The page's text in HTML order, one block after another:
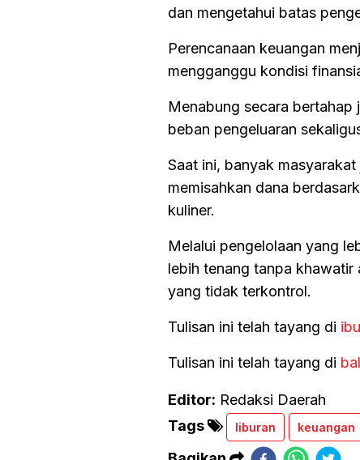
dan mengetahui batas
Perencanaan keuangan
mengganggu kondisi
Menabung secara bertahap
beban pengeluaran
Saat ini, banyak
memisahkan dana
kuliner.
Melalui pengelolaan yang
lebih tenang tanpa khawatir
yang tidak terkontrol.
Tulisan ini telah tayang di
Tulisan ini telah tayang di
Editor: Redaksi Daerah
Tags
liburan keuangan